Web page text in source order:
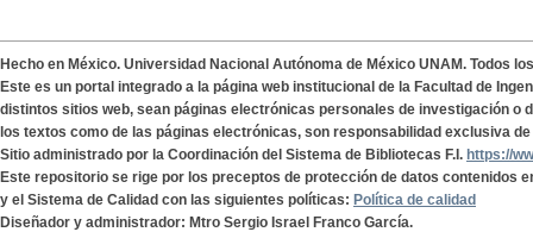
Hecho en México. Universidad Nacional Autónoma de México UNAM. Todos
Este es un portal integrado a la página web institucional de la Facultad de
distintos sitios web, sean páginas electrónicas personales de investigación o
los textos como de las páginas electrónicas, son responsabilidad exclusiva
Sitio administrado por la Coordinación del Sistema de Bibliotecas F.I. https://
Este repositorio se rige por los preceptos de protección de datos contenidos
y el Sistema de Calidad con las siguientes políticas: Política de calidad
Diseñador y administrador: Mtro Sergio Israel Franco García.